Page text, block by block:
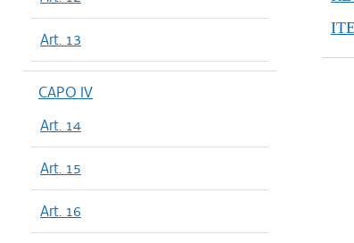
Art. 13
CAPO IV
Art. 14
Art. 15
Art. 16